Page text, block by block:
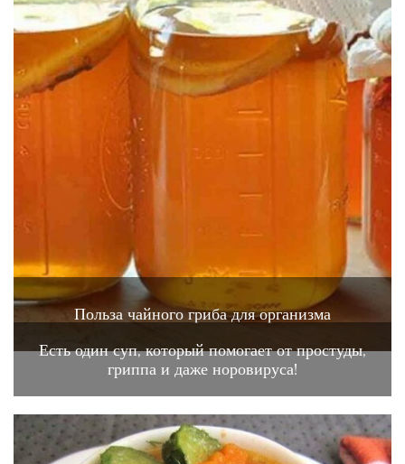
Польза чайного гриба для организма
Есть один суп, который помогает от простуды,
гриппа и даже норовируса!